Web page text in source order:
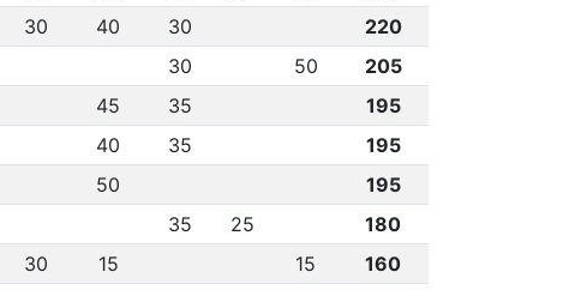
30 40 30
220
30 50
205
45 35
195
40 35
195
50
195
35 25
180
30 15 15
160